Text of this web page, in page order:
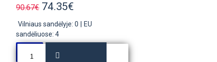
90.67€ 74.35€
Vilniaus sandėlyje: 0
EU
sandėliuose: 4